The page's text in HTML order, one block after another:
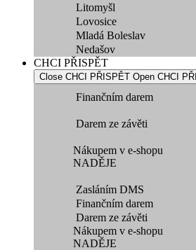
Litomyšl
Lovosice
Mladá Boleslav
Nedašov
CHCI PŘISPĚT
Close CHCI PŘISPĚT Open CHCI
Finančním darem
Darem ze závěti
Nákupem v e-shopu
NADĚJE
Zasláním DMS
Finančním darem
Darem ze závěti
Nákupem v e-shopu
NADĚJE